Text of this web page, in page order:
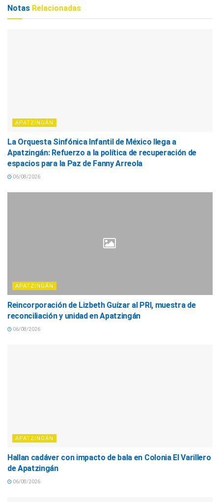
Notas Relacionadas
APATZINGÁN
La Orquesta Sinfónica Infantil de México llega a
Apatzingán: Refuerzo a la política de recuperación de
espacios para la Paz de Fanny Arreola
06/08/2026
APATZINGÁN
Reincorporación de Lizbeth Guízar al PRI, muestra de
reconciliación y unidad en Apatzingán
06/08/2026
APATZINGÁN
Hallan cadáver con impacto de bala en Colonia El Varillero
de Apatzingán
06/08/2026